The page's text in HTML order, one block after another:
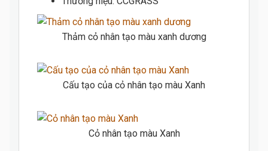
Thảm cỏ nhân tạo màu xanh dương
Cấu tạo của cỏ nhân tạo màu Xanh
Cỏ nhân tạo màu Xanh